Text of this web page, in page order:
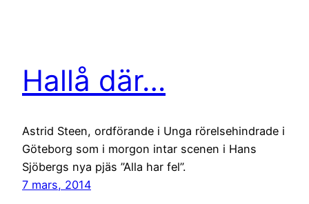
Hallå där…
Astrid Steen, ordförande i Unga rörelsehindrade i
Göteborg som i morgon intar scenen i Hans
Sjöbergs nya pjäs ”Alla har fel”.
7 mars, 2014